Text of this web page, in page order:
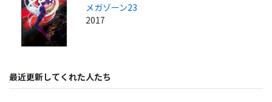
メガゾーン23
2017
最近更新してくれた人たち